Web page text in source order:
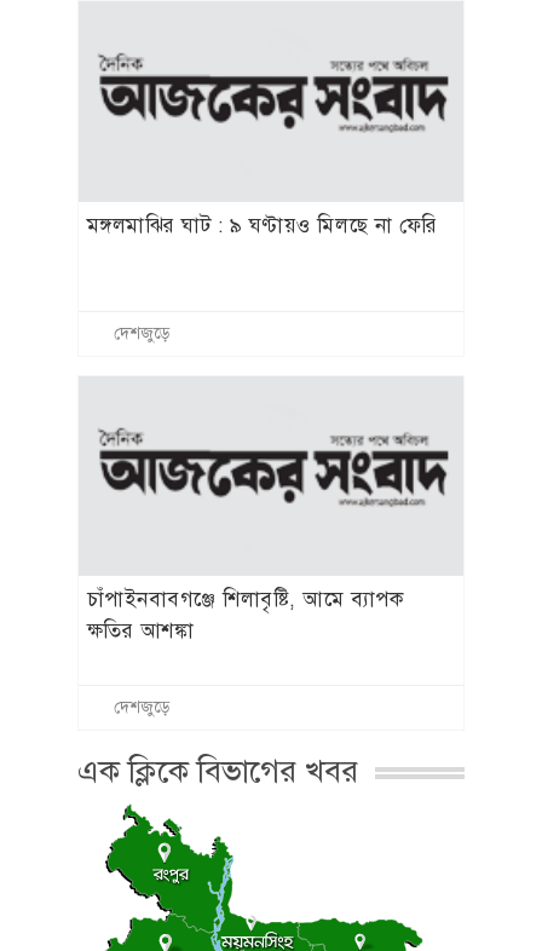
মঙ্গলমাঝির ঘাট : ৯ ঘণ্টায়ও মিলছে না ফেরি
দেশজুড়ে
চাঁপাইনবাবগঞ্জে শিলাবৃষ্টি, আমে ব্যাপক
ক্ষতির আশঙ্কা
দেশজুড়ে
এক ক্লিকে বিভাগের খবর